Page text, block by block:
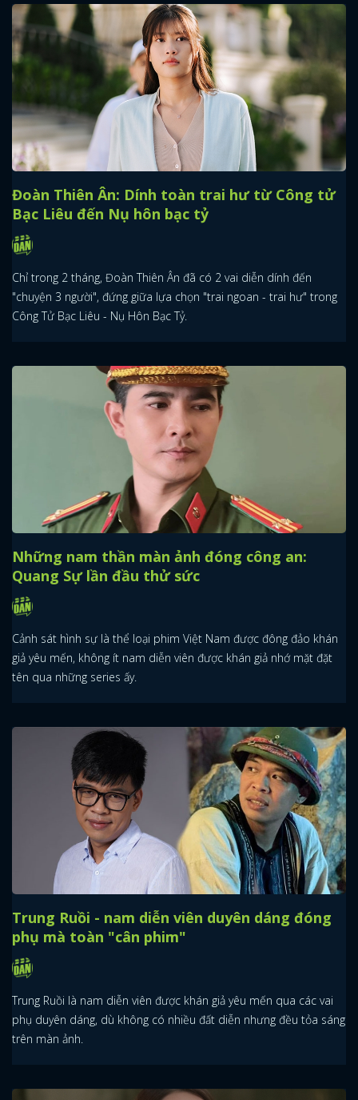
Đoàn Thiên Ân: Dính toàn trai hư từ Công tử
Bạc Liêu đến Nụ hôn bạc tỷ
Chỉ trong 2 tháng, Đoàn Thiên Ân đã có 2 vai diễn dính đến
"chuyện 3 người", đứng giữa lựa chọn "trai ngoan - trai hư" trong
Công Tử Bạc Liêu - Nụ Hôn Bạc Tỷ.
Những nam thần màn ảnh đóng công an:
Quang Sự lần đầu thử sức
Cảnh sát hình sự là thể loại phim Việt Nam được đông đảo khán
giả yêu mến, không ít nam diễn viên được khán giả nhớ mặt đặt
tên qua những series ấy.
Trung Ruồi - nam diễn viên duyên dáng đóng
phụ mà toàn "cân phim"
Trung Ruồi là nam diễn viên được khán giả yêu mến qua các vai
phụ duyên dáng, dù không có nhiều đất diễn nhưng đều tỏa sáng
trên màn ảnh.